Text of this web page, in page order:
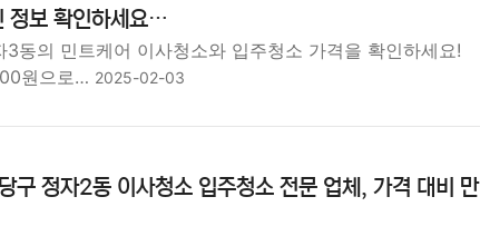
정보 확인하세요…
3동의 민트케어 이사청소와 입주청소 가격을 확인하세요!
원으로… 2025-02-03
구 정자2동 이사청소 입주청소 전문 업체, 가격 대비 만